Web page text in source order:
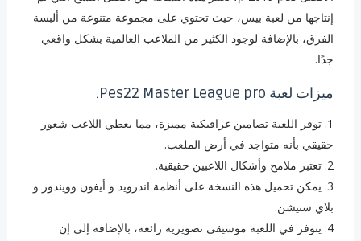
إنتاجها من لعبة بيس، حيث تحتوي على مجموعة متنوعة من ألبسة
الفرق، بالإضافة لوجود الكثير من الملاعب العالمية بشكل واقعي
جدًا.
ميزات لعبة Pes22 Master League pro.
1. توفر اللعبة تصامين غرافيكية مميزة، مما يعطي اللاعب شعور
حقيقي بأنه متواجد في أرض الملعب.
2. تعتبر ملامح وأشكال اللاعبين حقيقية.
3. ‏يمكن تحميل هذه النسخة على أنظمة اندرويد و أيفون وويندوز و
بلاي ستيشن.
4. ‏يتوفر في اللعبة موسيقى تصويرية رائعة، بالإضافة إلى إن